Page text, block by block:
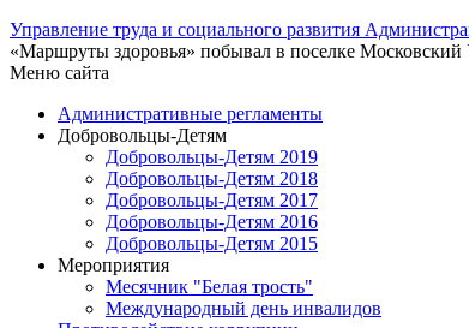
Управление труда и социального развития
«Маршруты здоровья» побывал в поселке Московский
Меню сайта
Административные регламенты
Добровольцы-Детям
Добровольцы-Детям 2019
Добровольцы-Детям 2018
Добровольцы-Детям 2017
Добровольцы-Детям 2016
Добровольцы-Детям 2015
Мероприятия
Месячник "Белая трость"
Международный день инвалидов